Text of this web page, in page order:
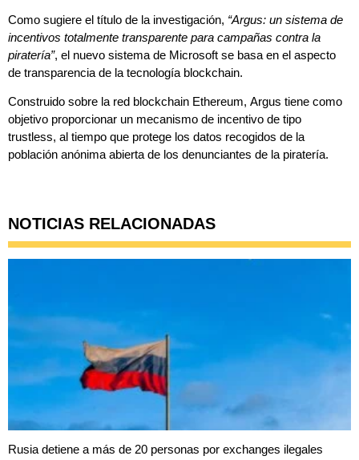
Como sugiere el título de la investigación, “Argus: un sistema de
incentivos totalmente transparente para campañas contra la
piratería”, el nuevo sistema de Microsoft se basa en el aspecto
de transparencia de la tecnología blockchain.
Construido sobre la red blockchain Ethereum, Argus tiene como
objetivo proporcionar un mecanismo de incentivo de tipo
trustless, al tiempo que protege los datos recogidos de la
población anónima abierta de los denunciantes de la piratería.
NOTICIAS RELACIONADAS
Rusia detiene a más de 20 personas por exchanges ilegales